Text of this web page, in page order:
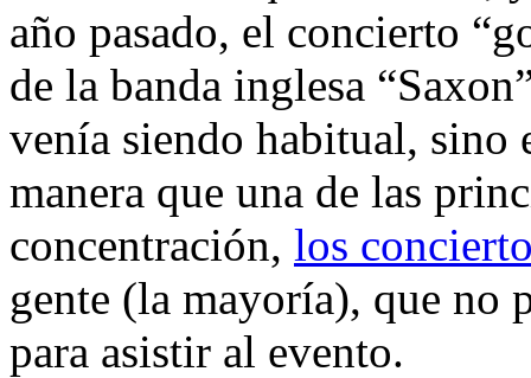
año pasado, el concierto
de la banda inglesa
venía siendo habitual, sino
manera que una de las
concentración, los
gente (la mayoría), que no
para asistir al evento.